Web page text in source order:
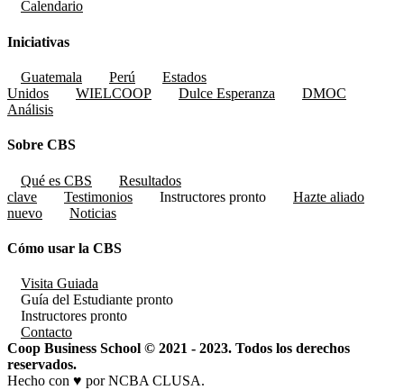
Calendario
Iniciativas
Guatemala Perú
Estados
Unidos
WIELCOOP Dulce Esperanza
DMOC
Análisis
Sobre CBS
Qué es CBS
Resultados
clave
Testimonios Instructores pronto
Hazte aliado
nuevo
Noticias
Cómo usar la CBS
Visita Guiada
Guía del Estudiante pronto
Instructores pronto
Contacto
Coop Business School © 2021 - 2023. Todos los derechos
reservados.
Hecho con ♥ por NCBA CLUSA.